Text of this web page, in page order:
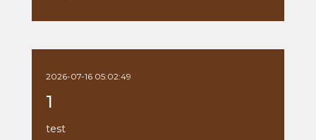
2026-07-16 05:02:49
1
test